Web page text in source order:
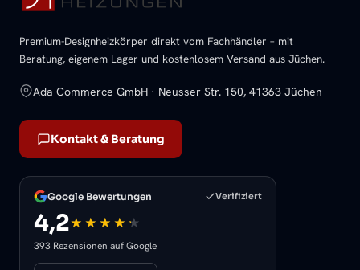
Premium-Designheizkörper direkt vom Fachhändler – mit
Beratung, eigenem Lager und kostenlosem Versand aus Jüchen.
Ada Commerce GmbH · Neusser Str. 150, 41363 Jüchen
Kontakt & Beratung
Google Bewertungen Verifiziert
4,2
393 Rezensionen auf Google